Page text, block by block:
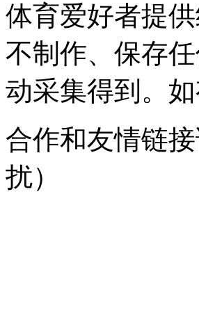
体育爱好者提
不制作、保存
动采集得到。
合作和友情链
扰）